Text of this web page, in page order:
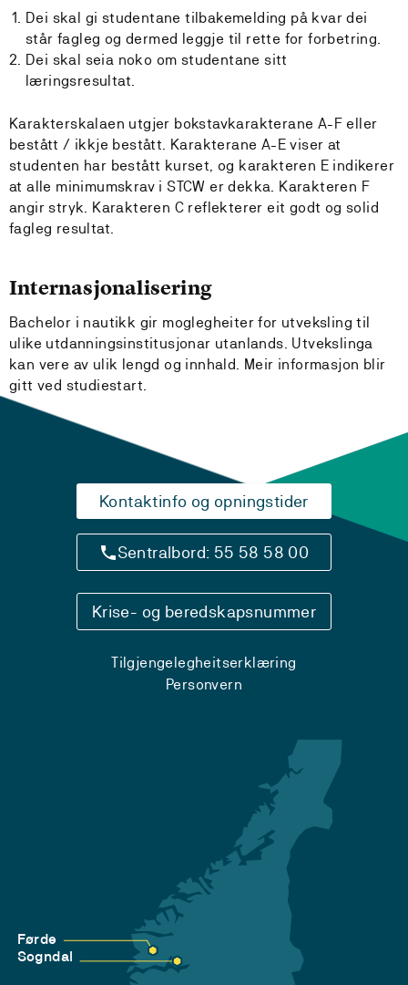
Dei skal gi studentane tilbakemelding på kvar dei
står fagleg og dermed leggje til rette for forbetring.
Dei skal seia noko om studentane sitt
læringsresultat.
Karakterskalaen utgjer bokstavkarakterane A-F eller
bestått / ikkje bestått. Karakterane A-E viser at
studenten har bestått kurset, og karakteren E indikerer
at alle minimumskrav i STCW er dekka. Karakteren F
angir stryk. Karakteren C reflekterer eit godt og solid
fagleg resultat.
Internasjonalisering
Bachelor i nautikk gir moglegheiter for utveksling til
ulike utdanningsinstitusjonar utanlands. Utvekslinga
kan vere av ulik lengd og innhald. Meir informasjon blir
gitt ved studiestart.
Kontaktinfo og opningstider
Sentralbord: 55 58 58 00
Krise- og beredskapsnummer
Tilgjengelegheitserklæring
Personvern
Førde
Sogndal